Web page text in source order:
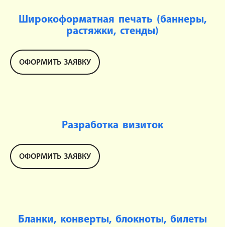
Широкоформатная печать (баннеры,
растяжки, стенды)
ОФОРМИТЬ ЗАЯВКУ
Разработка визиток
ОФОРМИТЬ ЗАЯВКУ
Бланки, конверты, блокноты, билеты